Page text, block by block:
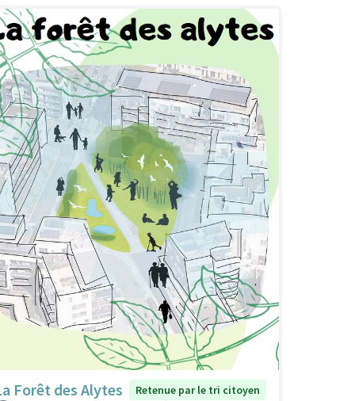
Forêt des Alytes
Retenue par le tri citoyen